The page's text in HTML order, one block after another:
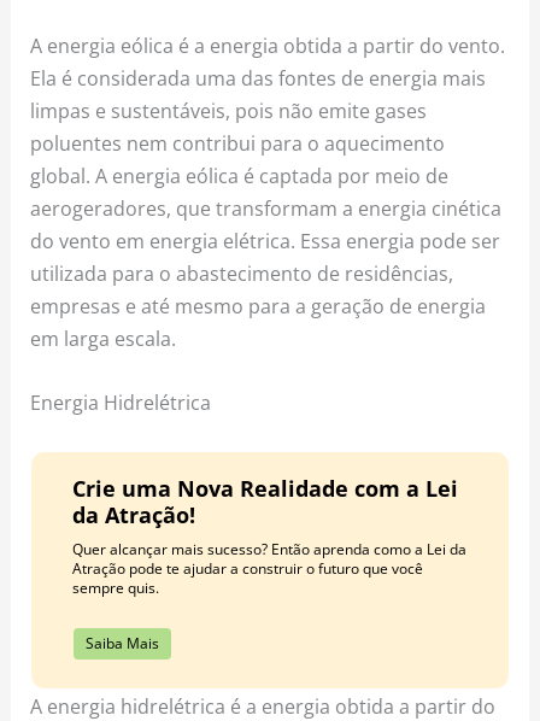
A energia eólica é a energia obtida a partir do vento.
Ela é considerada uma das fontes de energia mais
limpas e sustentáveis, pois não emite gases
poluentes nem contribui para o aquecimento
global. A energia eólica é captada por meio de
aerogeradores, que transformam a energia cinética
do vento em energia elétrica. Essa energia pode ser
utilizada para o abastecimento de residências,
empresas e até mesmo para a geração de energia
em larga escala.
Energia Hidrelétrica
Crie uma Nova Realidade com a Lei
da Atração!
Quer alcançar mais sucesso? Então aprenda como a Lei da
Atração pode te ajudar a construir o futuro que você
sempre quis.
Saiba Mais
A energia hidrelétrica é a energia obtida a partir do